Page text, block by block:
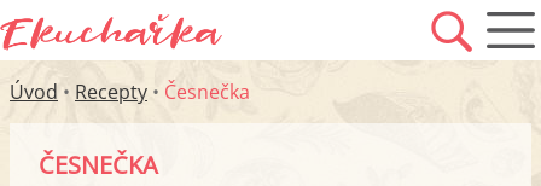
Úvod • Recepty • Česnečka
ČESNEČKA